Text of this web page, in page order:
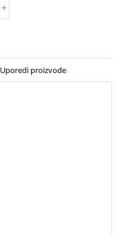
Uporedi proizvode